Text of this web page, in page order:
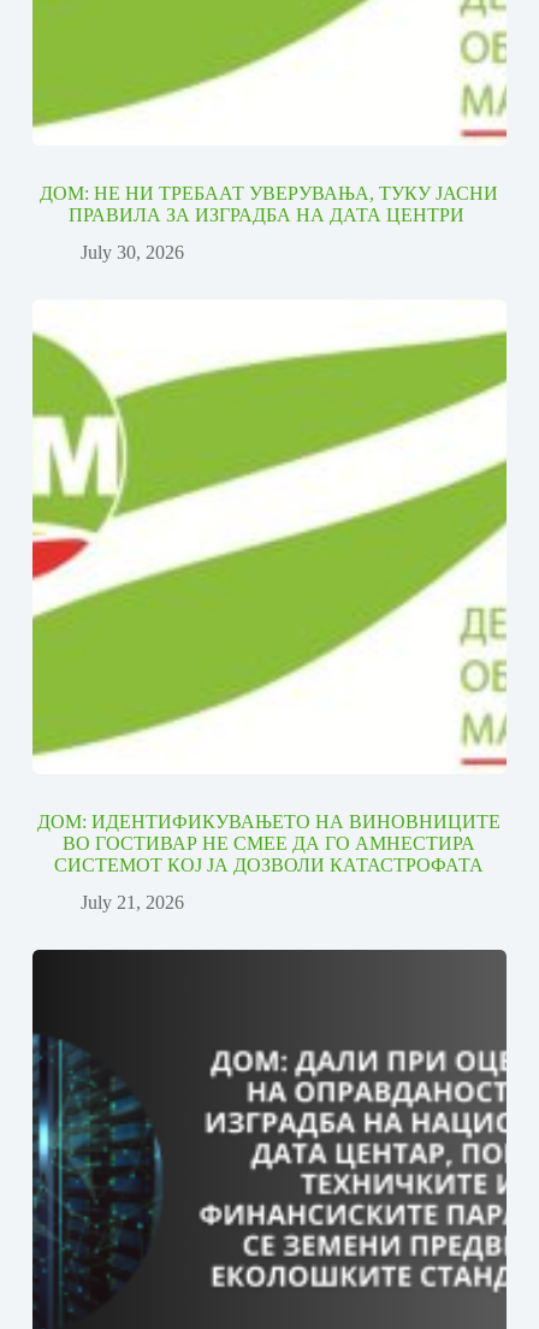
ДОМ: НЕ НИ ТРЕБААТ УВЕРУВАЊА, ТУКУ ЈАСНИ
ПРАВИЛА ЗА ИЗГРАДБА НА ДАТА ЦЕНТРИ
July 30, 2026
ДОМ: ИДЕНТИФИКУВАЊЕТО НА ВИНОВНИЦИТЕ
ВО ГОСТИВАР НЕ СМЕЕ ДА ГО АМНЕСТИРА
СИСТЕМОТ КОЈ ЈА ДОЗВОЛИ КАТАСТРОФАТА
July 21, 2026